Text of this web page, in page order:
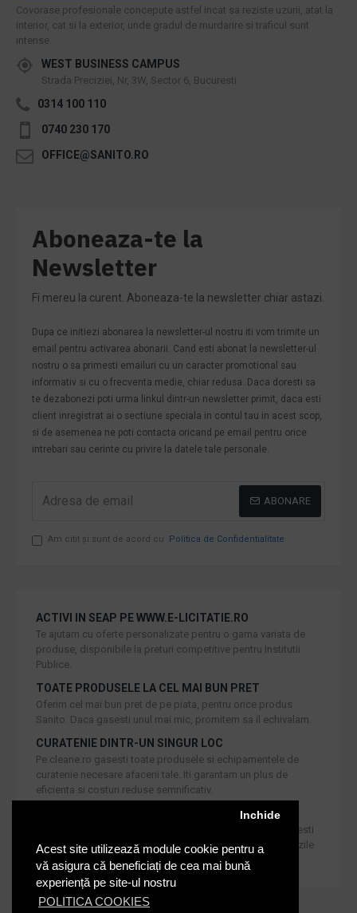
Acest site utilizează module cookie pentru a
vă asigura că beneficiați de cea mai bună
experiență pe site-ul nostru
POLITICA COOKIES
Inchide
Covorase profesionale concepute astfel incat sa reziste uzurii, atat la
interior, cat si la exterior, unde gradul de murdarire si traficul sunt
intense.
WEST BUSINESS CAMPUS
Strada Preciziei, Nr, 3W, Sector 6, Bucuresti
0314 100 110
0740 230 170
OFFICE@SANITO.RO
Aboneaza-te la
Newsletter
Fi mereu la curent. Aboneaza-te la newsletter chiar astazi.
Dupa ce initiezi abonarea la newsletter-ul nostru iti vom trimite un
email pentru activarea abonarii. Cand esti abonat la newsletter-ul
nostru o sa primesti emailuri cu un caracter promotional sau
informativ si cu o frecventa medie, chiar redusa. Daca doresti sa
te dezabonezi poti urma linkul dintr-un newsletter primit, daca esti
client inregistrat ai o sectiune speciala in contul tau in acest scop,
si de asemenea ne poti contacta oricand pe email pentru orice
intrebari sau cerinte cu privire la datele tale personale.
ABONARE
Am citit şi sunt de acord cu Politica de Confidentialitate
ACTIVI IN SEAP PE WWW.E-LICITATIE.RO
Te ajutam cu oferte personalizate pentru o gama variata de
produse, disponibile la preturi competitive pentru Institutii
Publice.
TOATE PRODUSELE LA CEL MAI BUN PRET
Oferim cel mai bun pret de pe piata, pentru orice produs
Sanito. Daca gasesti unul mai mic, promitem sa il echivalam.
CURATENIE DINTR-UN SINGUR LOC
Pe cleane.ro gasesti toate produsele si echipamentele de
curatenie necesare afacerii tale. Iti garantam un plus de
eficienta si costuri reduse semnificativ.
Iti oferim produse de cea mai inalta calitate, dar daca doresti
inlocuirea sau returnarea lor, noi asiguram returul in 30 de zile
de la achizitie catre consumatori.